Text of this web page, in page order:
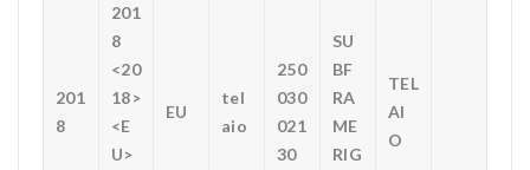
201
8
201
8
<20
18>
<E
U>
EU
tel
aio
250
030
021
30
SU
BF
RA
ME
RIG
TEL
AI
O